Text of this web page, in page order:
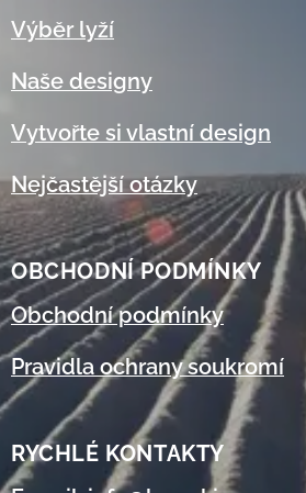
Výběr lyží
Naše designy
Vytvořte si vlastní design
Nejčastější otázky
OBCHODNÍPODMÍNKY
Obchodní podmínky
Pravidla ochrany soukromí
RYCHLÉ KONTAKTY